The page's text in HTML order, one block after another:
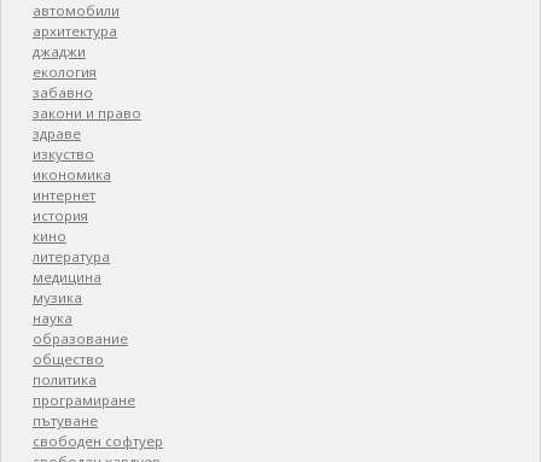
автомобили
архитектура
джаджи
екология
забавно
закони и право
здраве
изкуство
икономика
интернет
история
кино
литература
медицина
музика
наука
образование
общество
политика
програмиране
пътуване
свободен софтуер